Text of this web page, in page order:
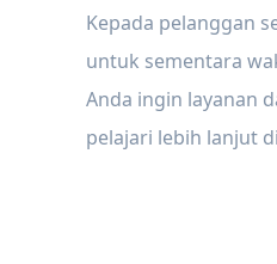
Kepada pelanggan
untuk sementara
Anda ingin layanan
pelajari lebih lanjut